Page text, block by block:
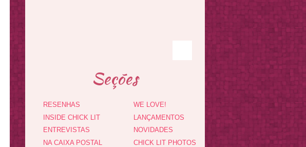
Seções
RESENHAS
INSIDE CHICK LIT
ENTREVISTAS
NA CAIXA POSTAL
WE LOVE!
LANÇAMENTOS
NOVIDADES
CHICK LIT PHOTOS